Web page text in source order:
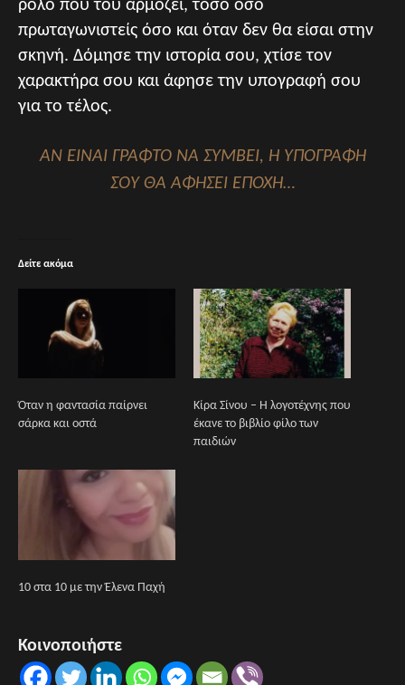
ρόλο που του αρμόζει, τόσο όσο
πρωταγωνιστείς όσο και όταν δεν θα είσαι στην
σκηνή. Δόμησε την ιστορία σου, χτίσε τον
χαρακτήρα σου και άφησε την υπογραφή σου
για το τέλος.
ΑΝ ΕΙΝΑΙ ΓΡΑΦΤΟ ΝΑ ΣΥΜΒΕΙ, Η ΥΠΟΓΡΑΦΗ
ΣΟΥ ΘΑ ΑΦΗΣΕΙ ΕΠΟΧΗ…
Δείτε ακόμα
Όταν η φαντασία παίρνει
σάρκα και οστά
Κίρα Σίνου – Η λογοτέχνης που
έκανε το βιβλίο φίλο των
παιδιών
10 στα 10 με την Έλενα Παχή
Κοινοποιήστε